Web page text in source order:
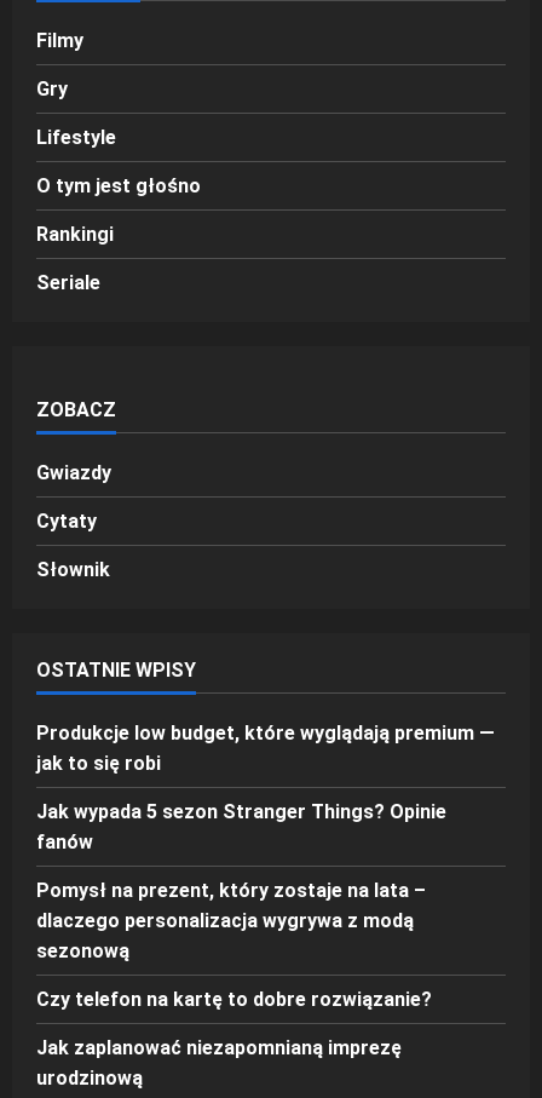
Filmy
Gry
Lifestyle
O tym jest głośno
Rankingi
Seriale
ZOBACZ
Gwiazdy
Cytaty
Słownik
OSTATNIE WPISY
Produkcje low budget, które wyglądają premium —
jak to się robi
Jak wypada 5 sezon Stranger Things? Opinie
fanów
Pomysł na prezent, który zostaje na lata –
dlaczego personalizacja wygrywa z modą
sezonową
Czy telefon na kartę to dobre rozwiązanie?
Jak zaplanować niezapomnianą imprezę
urodzinową